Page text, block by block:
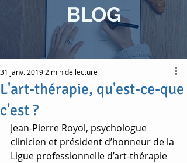
BLOG
L'art-thérapie, qu'est-ce-que
c'est ?
31 janv. 2019 2 min de lecture
Jean-Pierre Royol, psychologue
clinicien et président d’honneur de la
Ligue professionnelle d’art-thérapie